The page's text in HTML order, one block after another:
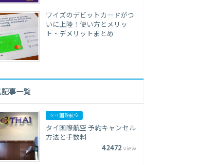
ワイズのデビットカードがつ
いに上陸！使い方とメリッ
ト・デメリットまとめ
事一覧
タイ国際航空
タイ国際航空 予約キャンセル
方法と手数料
42472view